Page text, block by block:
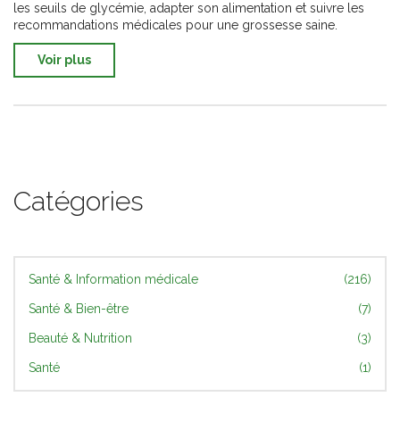
les seuils de glycémie, adapter son alimentation et suivre les
recommandations médicales pour une grossesse saine.
Voir plus
Catégories
Santé & Information médicale (216)
Santé & Bien-être (7)
Beauté & Nutrition (3)
Santé (1)